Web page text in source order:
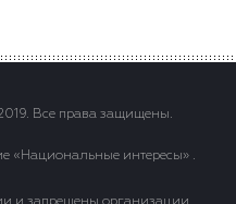
Все права защищены.
«Национальные интересы» .